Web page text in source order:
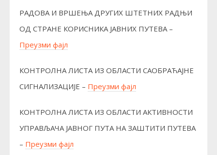
РАДОВА И ВРШЕЊА ДРУГИХ ШТЕТНИХ РАДЊИ
ОД СТРАНЕ КОРИСНИКА ЈАВНИХ ПУТЕВА –
Преузми фајл
КОНТРОЛНА ЛИСТА ИЗ ОБЛАСТИ САОБРАЋАЈНЕ
СИГНАЛИЗАЦИЈЕ – Преузми фајл
КОНТРОЛНА ЛИСТА ИЗ ОБЛАСТИ АКТИВНОСТИ
УПРАВЉАЧА ЈАВНОГ ПУТА НА ЗАШТИТИ ПУТЕВА
– Преузми фајл